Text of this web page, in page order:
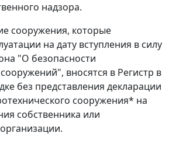
надзора.
сооружения, которые
на дату вступления в силу
"О безопасности
вносятся в Регистр в
без представления декларации
сооружения* на
собственника или